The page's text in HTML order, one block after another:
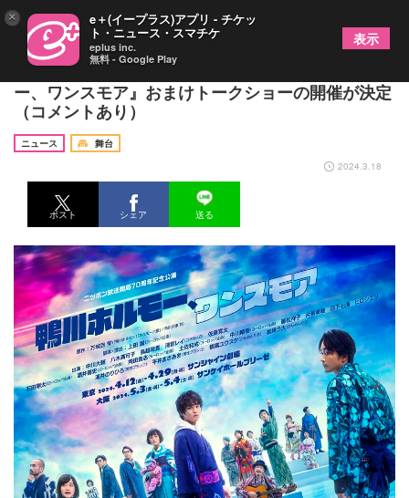
原作・万城目学が「傑作」の太鼓判 『鴨川ホルモ
ー、ワンスモア』おまけトークショーの開催が決定
（コメントあり）
ニュース
舞台
2024.3.18
ポスト シェア 送る
× e＋(イープラス)アプリ - チケッ
ト・ニュース・スマチケ
eplus inc.
無料 - Google Play
表示